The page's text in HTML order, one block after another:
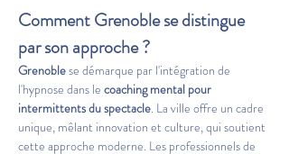
Comment Grenoble se distingue
par son approche ?
Grenoble se démarque par l'intégration de
l'hypnose dans le coaching mental pour
intermittents du spectacle. La ville offre un cadre
unique, mêlant innovation et culture, qui soutient
cette approche moderne. Les professionnels de